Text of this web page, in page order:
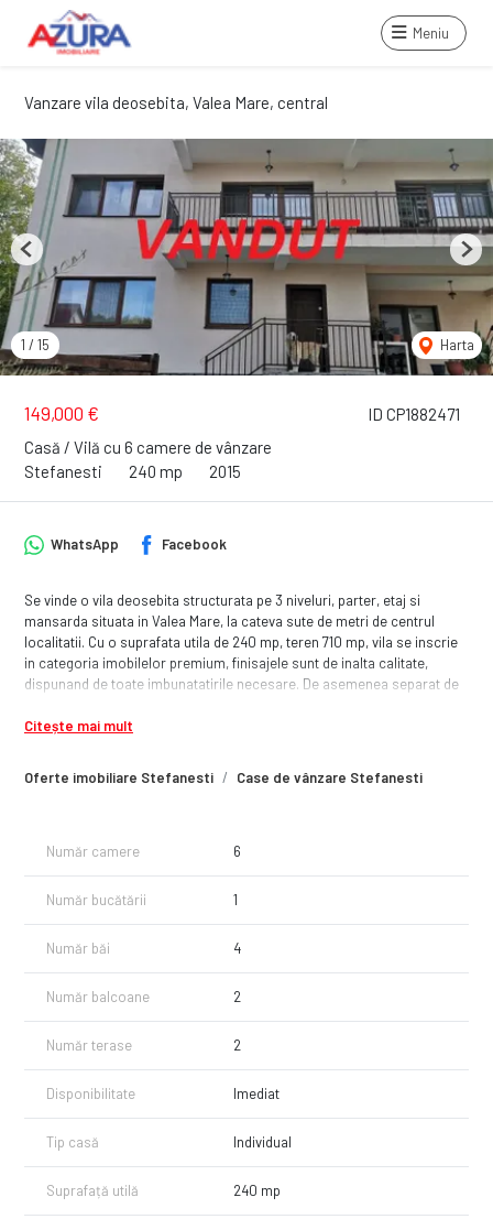
Meniu
Vanzare vila deosebita, Valea Mare, central
ID CP1882471
149,000 €
Casă / Vilă cu 6 camere de vânzare
Stefanesti
240 mp 2015
1 / 15 Harta
Previous Next
Oferte imobiliare Stefanesti Case de vânzare Stefanesti
WhatsApp Facebook
Se vinde o vila deosebita structurata pe 3 niveluri, parter, etaj si
mansarda situata in Valea Mare, la cateva sute de metri de centrul
localitatii. Cu o suprafata utila de 240 mp, teren 710 mp, vila se inscrie
in categoria imobilelor premium, finisajele sunt de inalta calitate,
dispunand de toate imbunatatirile necesare. De asemenea separat de
spatioasa.
generoasa (se vinde cu bucataria complet mobilata, utilata) si o baie, la
etajul 1 avem 3 dormitoare, un dresing foarte spatios si o baie, iar la
Smeurei nr. 44
Citește mai mult
Număr camere 6
Număr bucătării 1
Număr băi 4
Număr balcoane 2
Număr terase 2
Disponibilitate Imediat
Tip casă Individual
Suprafață utilă 240 mp